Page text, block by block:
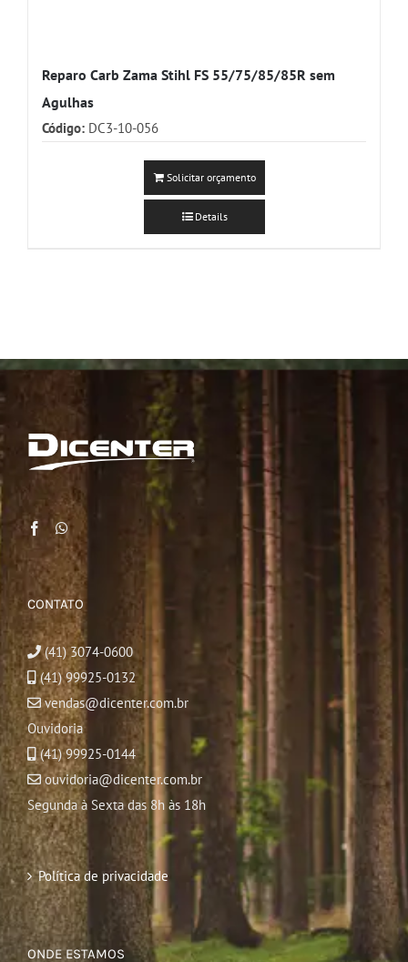
Reparo Carb Zama Stihl FS 55/75/85/85R sem
Agulhas
Código: DC3-10-056
Solicitar orçamento
Details
CONTATO
(41) 3074-0600
(41) 99925-0132
vendas@dicenter.com.br
Ouvidoria
(41) 99925-0144
ouvidoria@dicenter.com.br
Segunda à Sexta das 8h às 18h
Política de privacidade
ONDE ESTAMOS